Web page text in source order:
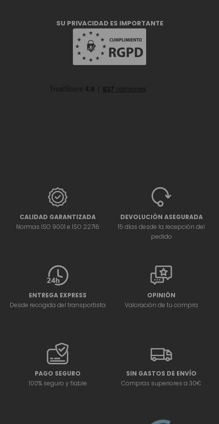
SU PRIVACIDAD ES IMPORTANTE
CALIDAD GARANTIZADA
Normas ISO 9001 e ISO 22716
DEVOLUCIÓN ASEGURADA
15 días desde la recepción del
pedido
ENTREGA EXPRESS
Desde recogida del transportista
OPINIÓN
Valoración de tu compra
PAGO SEGURO
100% seguro y fiable
SIN GASTOS DE ENVÍO
Compras superiores a 30€